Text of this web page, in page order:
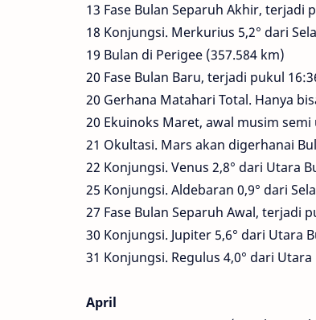
13 Fase Bulan Separuh Akhir, terjadi
18 Konjungsi. Merkurius 5,2° dari
19 Bulan di Perigee (357.584 km)
20 Fase Bulan Baru, terjadi pukul
20 Gerhana Matahari Total. Hanya
20 Ekuinoks Maret, awal musim
21 Okultasi. Mars akan digerhanai
22 Konjungsi. Venus 2,8° dari Utara
25 Konjungsi. Aldebaran 0,9° dari
27 Fase Bulan Separuh Awal, terjadi
30 Konjungsi. Jupiter 5,6° dari Utara
31 Konjungsi. Regulus 4,0° dari Utara
April